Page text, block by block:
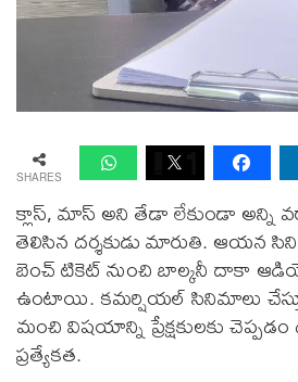
SHARES
క్లాస్, మాస్ అని తేడా లేకుండా అన్ని
తెలిసిన దర్శకుడు మారుతి. ఆయన
బెంచ్ టికెట్ నుంచి బాల్కనీ దాకా
ఉంటాయి. కమర్షియల్ సినిమాలు
మంచి విషయాన్ని ప్రేక్షకులకు
ప్రత్యేకత.